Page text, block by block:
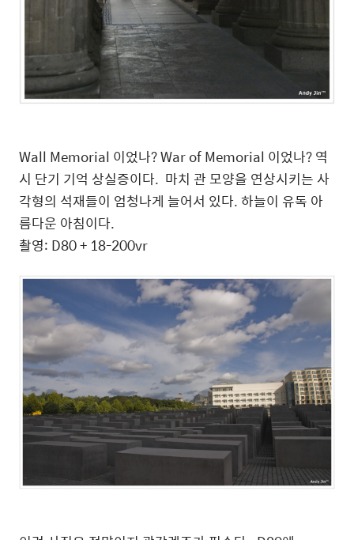
Wall Memorial 이었나? War of Memorial 이었나? 역
시 단기 기억 상실증이다. 마치 관 모양을 연상시키는 사
각형의 석재들이 엄청나게 늘어서 있다. 하늘이 유독 아
름다운 아침이다.
촬영: D80 + 18-200vr